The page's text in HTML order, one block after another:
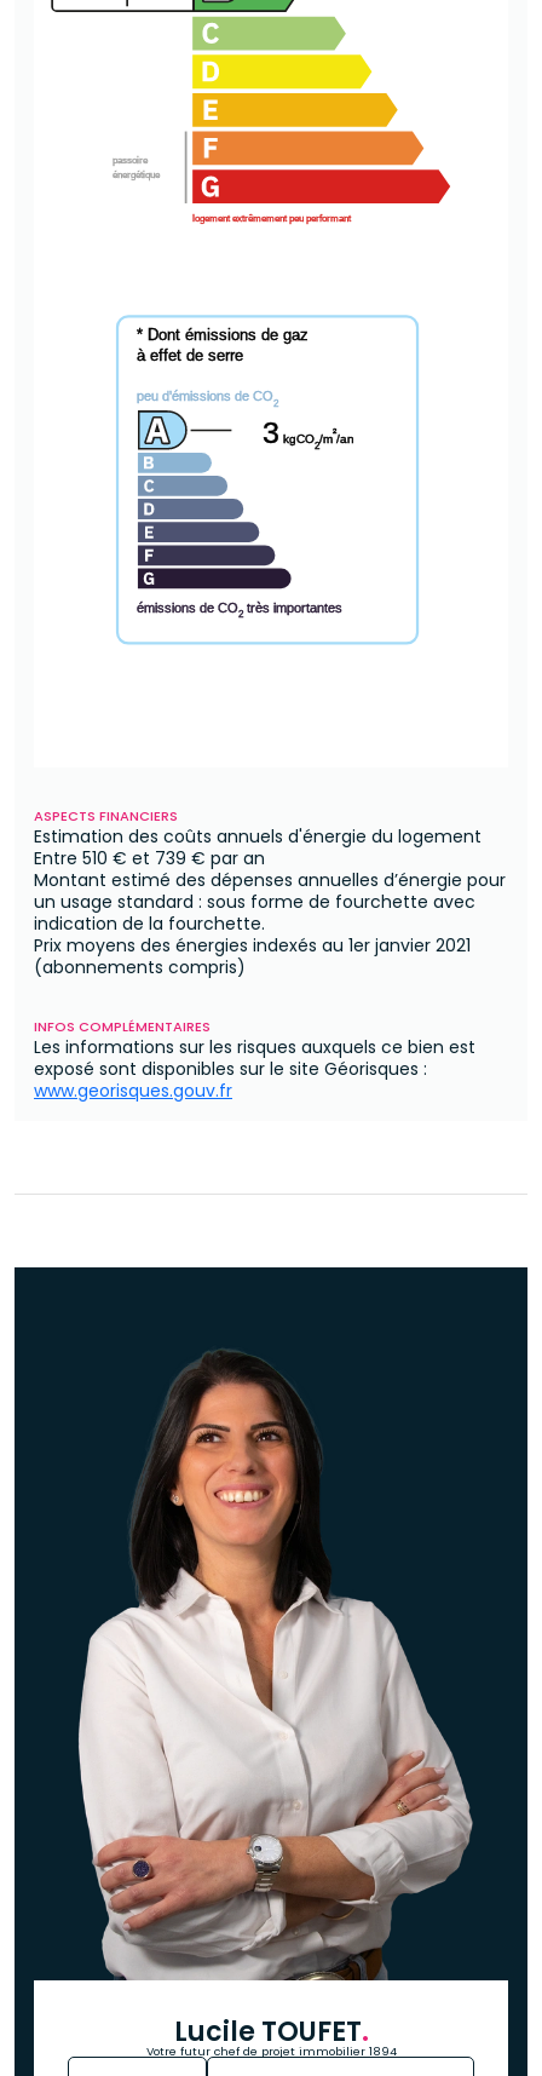
passoire
énergétique
logement extrêmement peu performant
* Dont émissions de gaz
à effet de serre
peu d'émissions de CO2
émissions de CO2 très importantes
3 kgCO2/m²/an
ASPECTS FINANCIERS
Estimation des coûts annuels d'énergie du logement
Entre 510 € et 739 € par an
Montant estimé des dépenses annuelles d’énergie pour
un usage standard : sous forme de fourchette avec
indication de la fourchette.
Prix moyens des énergies indexés au 1er janvier 2021
(abonnements compris)
INFOS COMPLÉMENTAIRES
Les informations sur les risques auxquels ce bien est
exposé sont disponibles sur le site Géorisques :
www.georisques.gouv.fr
Lucile TOUFET.
Votre futur chef de projet immobilier 1894